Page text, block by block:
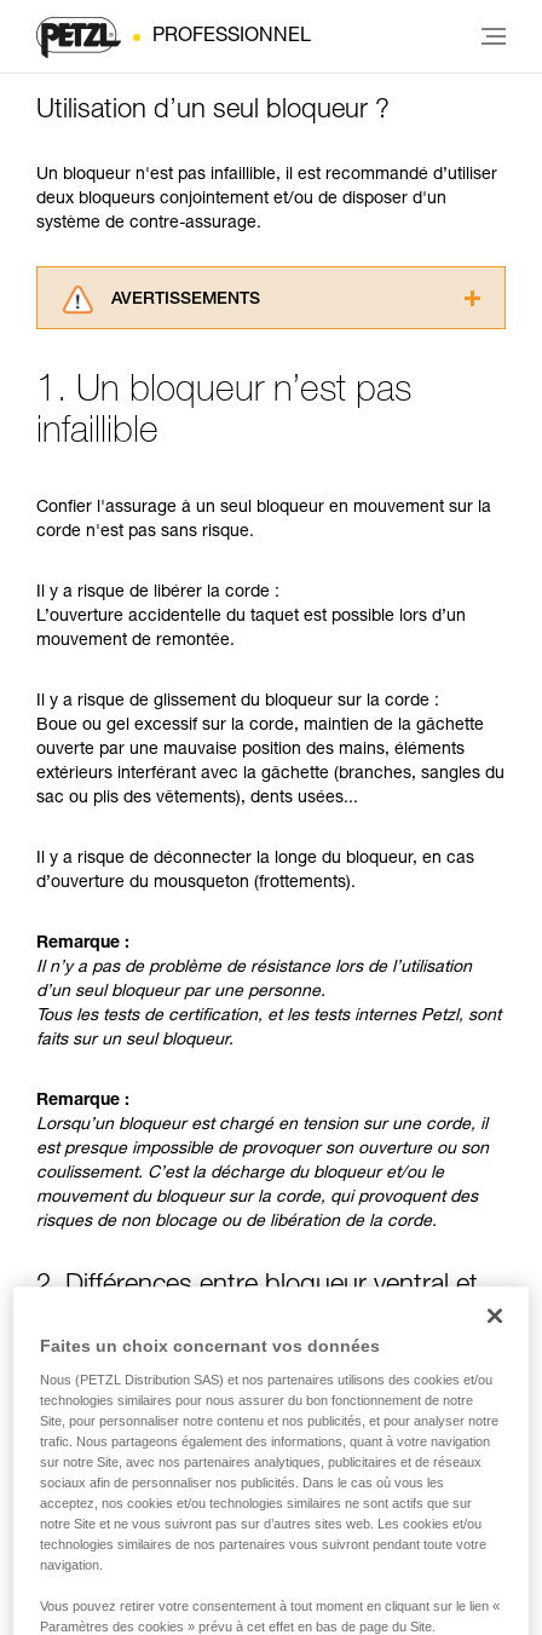
PROFESSIONNEL
Utilisation d’un seul bloqueur ?
Un bloqueur n'est pas infaillible, il est recommandé d’utiliser
deux bloqueurs conjointement et/ou de disposer d'un
système de contre-assurage.
AVERTISSEMENTS
consulter. Vous devez avoir compris les
informations de la notice technique pour
pouvoir comprendre ce complément
formation et un entraînement spécifique. Validez
avec un professionnel votre capacité à refaire
de la reproduire en autonomie.
Nous donnons des exemples de techniques
liées à votre activité. Il peut en exister d’autres
1. Un bloqueur n’est pas
infaillible
Confier l'assurage à un seul bloqueur en mouvement sur la
corde n'est pas sans risque.
Il y a risque de libérer la corde :
L’ouverture accidentelle du taquet est possible lors d’un
mouvement de remontée.
Il y a risque de glissement du bloqueur sur la corde :
Boue ou gel excessif sur la corde, maintien de la gâchette
ouverte par une mauvaise position des mains, éléments
extérieurs interférant avec la gâchette (branches, sangles du
sac ou plis des vêtements), dents usées...
Il y a risque de déconnecter la longe du bloqueur, en cas
d’ouverture du mousqueton (frottements).
Remarque :
Il n’y a pas de problème de résistance lors de l’utilisation
d’un seul bloqueur par une personne.
Tous les tests de certification, et les tests internes Petzl, sont
faits sur un seul bloqueur.
Remarque :
Lorsqu’un bloqueur est chargé en tension sur une corde, il
est presque impossible de provoquer son ouverture ou son
coulissement. C’est la décharge du bloqueur et/ou le
mouvement du bloqueur sur la corde, qui provoquent des
risques de non blocage ou de libération de la corde.
2. Différences entre bloqueur ventral et
Faites un choix concernant vos données
Nous (PETZL Distribution SAS) et nos partenaires utilisons des cookies et/ou
technologies similaires pour nous assurer du bon fonctionnement de notre
Site, pour personnaliser notre contenu et nos publicités, et pour analyser notre
trafic. Nous partageons également des informations, quant à votre navigation
sur notre Site, avec nos partenaires analytiques, publicitaires et de réseaux
sociaux afin de personnaliser nos publicités. Dans le cas où vous les
acceptez, nos cookies et/ou technologies similaires ne sont actifs que sur
notre Site et ne vous suivront pas sur d’autres sites web. Les cookies et/ou
technologies similaires de nos partenaires vous suivront pendant toute votre
navigation.
Vous pouvez retirer votre consentement à tout moment en cliquant sur le lien «
Paramètres des cookies » prévu à cet effet en bas de page du Site.